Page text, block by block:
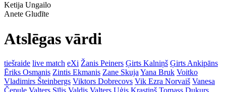
Ketija Ungailo
Anete Gludīte
Atslēgas vārdi
tiešraide live match eXi Žanis Peiners Ģirts Kalniņš Ģirts Ankipāns
Ēriks Osmanis Zintis Ekmanis Zane Skuja Yana Bruk Voitko
Vladimirs Šteinbergs Viktors Dobrecovs Vik Ezra Norvaiš Vanesa